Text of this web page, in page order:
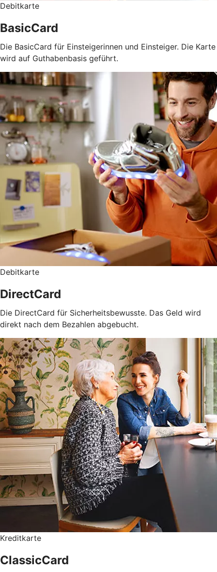
Debitkarte
BasicCard
Die BasicCard für Einsteigerinnen und Einsteiger. Die Karte
wird auf Guthabenbasis geführt.
Debitkarte
DirectCard
Die DirectCard für Sicherheitsbewusste. Das Geld wird
direkt nach dem Bezahlen abgebucht.
Kreditkarte
ClassicCard